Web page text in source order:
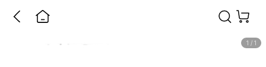
1 / 1